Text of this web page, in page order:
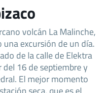
volcán La Malinche,
una excursión de un día.
de la calle de Elektra
16 de septiembre y
El mejor momento